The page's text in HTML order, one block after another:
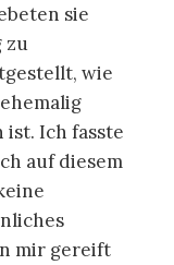
sie
zu
wie
Ich fasste
auf diesem
mir gereift